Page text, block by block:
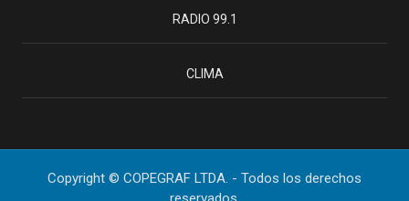
RADIO 99.1
CLIMA
Copyright © COPEGRAF LTDA. - Todos los derechos